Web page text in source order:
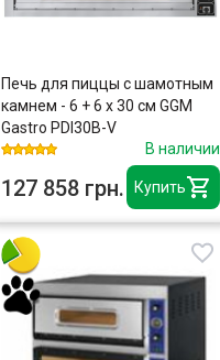
Купить
Печь для пиццы с шамотным
камнем - 6 + 6 x 30 см GGM
Gastro PDI30B-V
В наличии
127 858 грн.